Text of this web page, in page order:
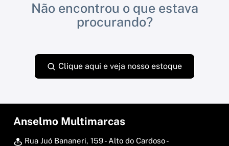
Não encontrou o que estava
procurando?
Clique aqui e veja nosso estoque
Anselmo Multimarcas
Rua Juó Bananeri, 159 - Alto do Cardoso -